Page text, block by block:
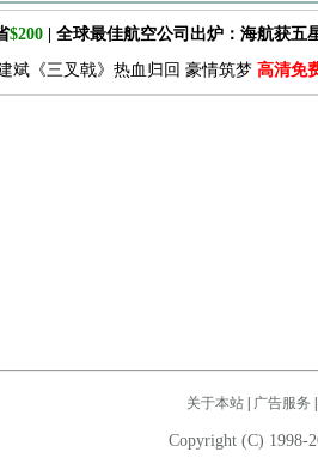
$200 | 全球最佳航空公司出炉：海航获五
斌《三叉戟》热血归回 豪情筑梦 高清免
关于本站| 广告服务
Copyright (C) 1998-